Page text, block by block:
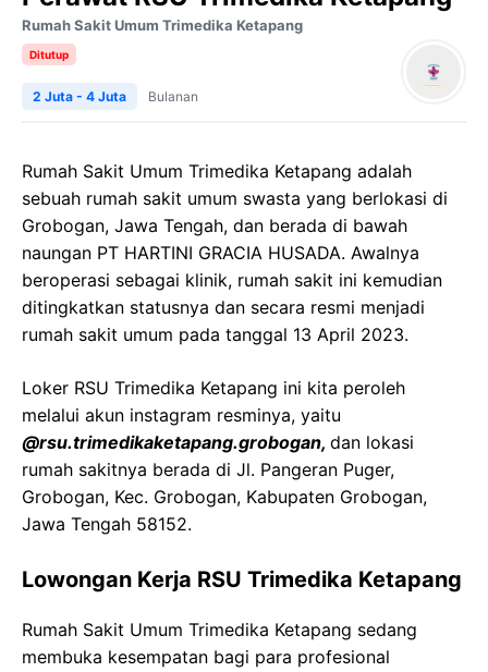
Rumah Sakit Umum Trimedika Ketapang
Ditutup
2 Juta - 4 Juta Bulanan
Rumah Sakit Umum Trimedika Ketapang adalah
sebuah rumah sakit umum swasta yang berlokasi di
Grobogan, Jawa Tengah, dan berada di bawah
naungan PT HARTINI GRACIA HUSADA. Awalnya
beroperasi sebagai klinik, rumah sakit ini kemudian
ditingkatkan statusnya dan secara resmi menjadi
rumah sakit umum pada tanggal 13 April 2023.
Loker RSU Trimedika Ketapang ini kita peroleh
melalui akun instagram resminya, yaitu
@rsu.trimedikaketapang.grobogan, dan lokasi
rumah sakitnya berada di Jl. Pangeran Puger,
Grobogan, Kec. Grobogan, Kabupaten Grobogan,
Jawa Tengah 58152.
Lowongan Kerja RSU Trimedika Ketapang
Rumah Sakit Umum Trimedika Ketapang sedang
membuka kesempatan bagi para profesional